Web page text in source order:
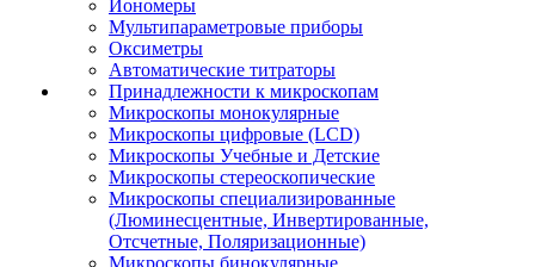
Иономеры
Мультипараметровые приборы
Оксиметры
Автоматические титраторы
Принадлежности к микроскопам
Микроскопы монокулярные
Микроскопы цифровые (LCD)
Микроскопы Учебные и Детские
Микроскопы стереоскопические
Микроскопы специализированные
(Люминесцентные, Инвертированные,
Отсчетные, Поляризационные)
Микроскопы бинокулярные